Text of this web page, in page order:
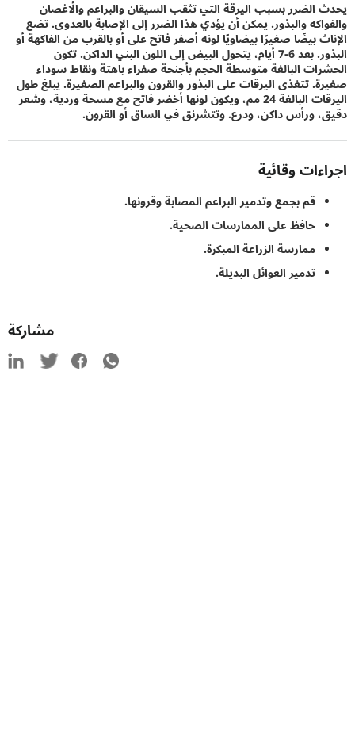
بسبب اليرقة التي تثقب السيقان والبراعم والأغصان
والبذور. يمكن أن يؤدي هذا الضرر إلى الإصابة بالعدوى. تضع
بيضًا صغيرًا بيضاويًا لونه أصفر فاتح على أو بالقرب من الفاكهة أو
البذور. بعد 6-7 أيام، يتحول البيض إلى اللون البني الداكن. تكون
البالغة متوسطة ​​الحجم بأجنحة صفراء باهتة ونقاط سوداء
تتغذى اليرقات على البذور والقرون والبراعم الصغيرة. يبلغ طول
اليرقات البالغة 24 مم، ويكون لونها أخضر فاتح مع مسحة وردية، وشعر
ورأس داكن، ودرع. وتتشرنق في الساق أو القرون.
وقائية
قم بجمع وتدمير البراعم المصابة وقرونها.
حافظ على الممارسات الصحية.
ممارسة الزراعة المبكرة.
تدمير العوائل البديلة.
مشاركة